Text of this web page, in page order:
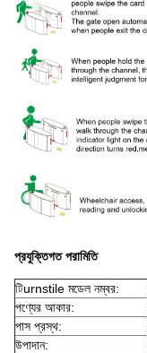
প্রযুক্তিগত পরামিতি
টিurnstile মডেল নম্বর:
পণ্যের আকার:
পাস প্রস্থ:
উপাদান: